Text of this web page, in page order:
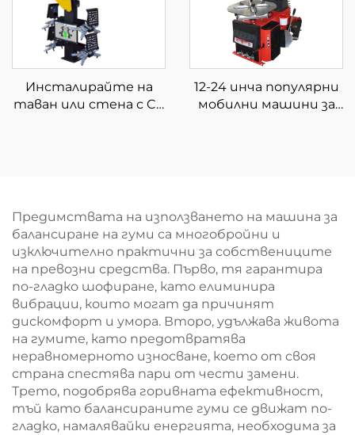
Инсталирайте на
таван или стена с CE
12-24 инча популярни
мобилни машини за
Предимствата на използването на машина за
балансиране на гуми са многобройни и
изключително практични за собствениците
на превозни средства. Първо, тя гарантира
по-гладко шофиране, като елиминира
вибрации, които могат да причинят
дискомфорт и умора. Второ, удължава живота
на гумите, като предотвратява
неравномерното износване, което от своя
страна спестява пари от чести замени.
Трето, подобрява горивната ефективност,
тъй като балансираните гуми се движат по-
гладко, намалявайки енергията, необходима за